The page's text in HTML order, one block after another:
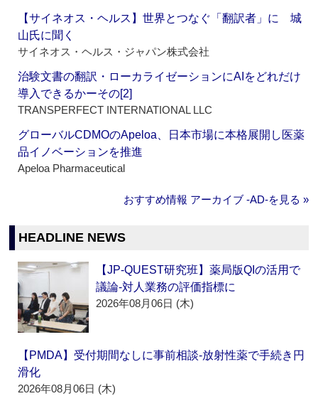
【サイネオス・ヘルス】世界とつなぐ「翻訳者」に 城
山氏に聞く
サイネオス・ヘルス・ジャパン株式会社
治験文書の翻訳・ローカライゼーションにAIをどれだけ
導入できるかーその[2]
TRANSPERFECT INTERNATIONAL LLC
グローバルCDMOのApeloa、日本市場に本格展開し医薬
品イノベーションを推進
Apeloa Pharmaceutical
おすすめ情報 アーカイブ ‐AD‐を見る »
HEADLINE NEWS
【JP-QUEST研究班】薬局版QIの活用で
議論‐対人業務の評価指標に
2026年08月06日 (木)
【PMDA】受付期間なしに事前相談‐放射性薬で手続き円
滑化
2026年08月06日 (木)